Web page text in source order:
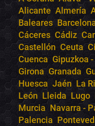
Alicante Almería
Baleares
Cáceres Cádiz
Castellón Ceuta
Cuenca Gipuzkoa
Girona Granada
Huesca Jaén La
León Lleida Lugo
Murcia Navarra -
Palencia
Bololoco ·
Online · Te